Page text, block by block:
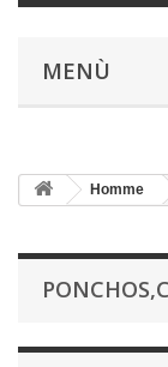
MENÙ
Homme